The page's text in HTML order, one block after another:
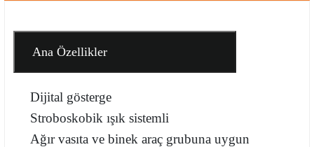
Ana Özellikler
Dijital gösterge
Stroboskobik ışık sistemli
Ağır vasıta ve binek araç grubuna uygun